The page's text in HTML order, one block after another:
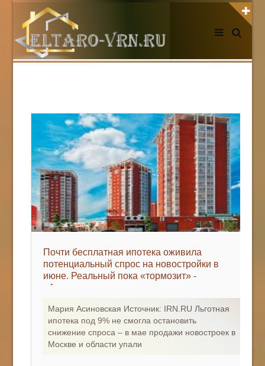
АВТОРИЗАЦИЯ НА САЙТЕ
Регистрация
НОВОСТИ СЕГОДНЯ
КАК С НАМИ СВЯЗАТЬСЯ
Edgarpo26@gmail.com
axin.ed@yandex.ru
Почти бесплатная ипотека оживила
потенциальный спрос на новостройки в
июне. Реальный пока «тормозит» -
«Аналитика рынка»
Мария Асиновская Источник: IRN.RU Льготная
ипотека под 9% не смогла остановить
снижение спроса – в мае продажи новостроек в
Москве и области упали